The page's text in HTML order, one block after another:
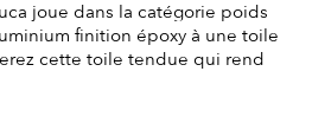
joue dans la catégorie poids
finition époxy à une toile
cette toile tendue qui rend